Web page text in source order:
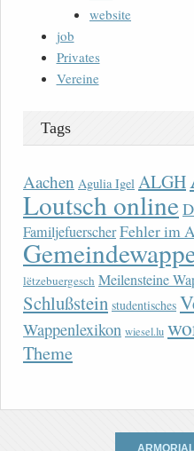
website
job
Privates
Vereine
Tags
Aachen Agulia Igel ALGH
Loutsch online
FamiljefuerscherFehler im
lëtzebuergesch Meilensteine
Schlußstein studentisches
Wappenlexikon wiesel.lu
Theme